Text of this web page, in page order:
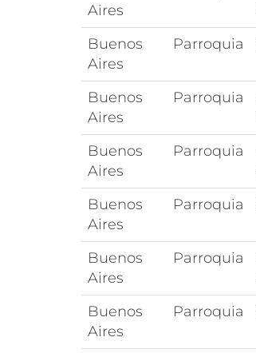
Aires
Buenos
Aires
Parroquia
Buenos
Aires
Parroquia
Buenos
Aires
Parroquia
Buenos
Aires
Parroquia
Buenos
Aires
Parroquia
Buenos
Aires
Parroquia